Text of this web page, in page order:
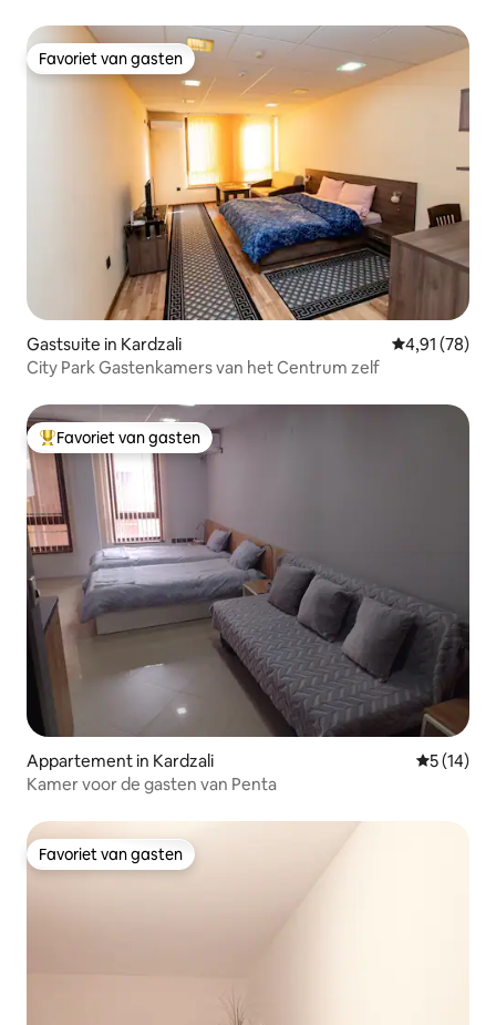
Favoriet van gasten
Favoriet van gasten
Gastsuite in Kardzali Gemiddelde
4,91 (78)
City Park Gastenkamers van het Centrum zelf
Topfavoriet van gasten
Favoriet van gasten
Appartement in Kardzali
5 (14)
Kamer voor de gasten van Penta
Favoriet van gasten
Favoriet van gasten